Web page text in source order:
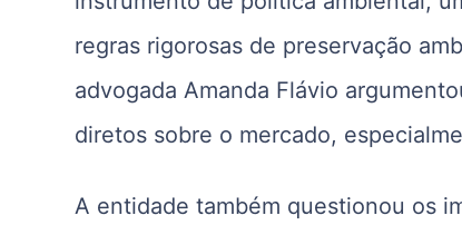
regras rigorosas de preservação
advogada Amanda Flávio
diretos sobre o mercado,
A entidade também questionou os